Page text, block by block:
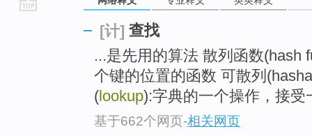
[计] 查找
...是先用的算法 散列函数(hash
个键的位置的函数 可散列
( lookup):字典的一个操作，接
基于662个网页-相关网页